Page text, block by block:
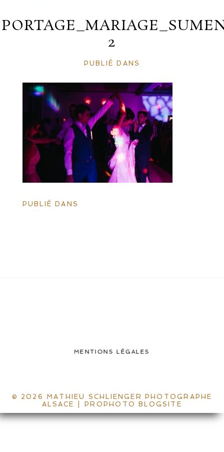
2
PUBLIÉ DANS
PUBLIÉ DANS
MENTIONS LÉGALES
© 2026 MATHIEU SCHLIENGER PHOTOGRAPHE
ALSACE
PROPHOTO BLOGSITE